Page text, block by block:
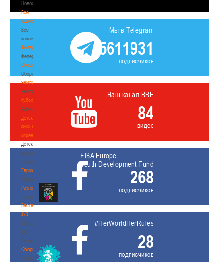
Новости
Все
новости
Все
новости
Федерация
Федерация
Сборные
Сборные
Чемпионат
Чемпионат
Кубок
Кубок
Детско-
юношеские
соревнования
Детско-
юношеские
соревнования
Еврокубки
Еврокубки
Разное
Разное
Баскетбол
3х3
Баскетбол
3х3
Лого[modid=121]
Сборные
Сборные
Мы в Telegram
5611931
подписчиков
Наш канал BBF
84
видео
FIBA Europe
Youth Development Fund
268
подписчиков
#HerWorldHerRules
28
подписчиков